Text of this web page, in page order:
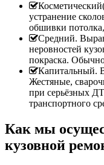
устранение
обшивки
Средний.
неровностей
покраска.
Капитальный.
Жестяные,
при серьёзных
транспортного
Как мы
кузовной